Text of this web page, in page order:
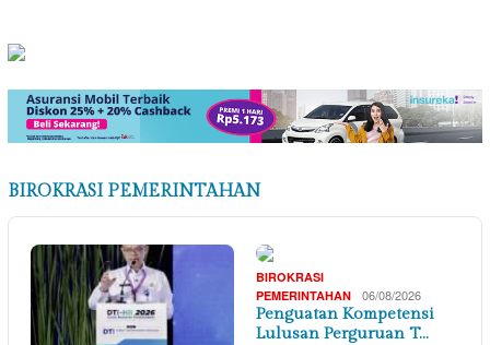
BIROKRASI PEMERINTAHAN
BIROKRASI
PEMERINTAHAN
06/08/2026
Penguatan Kompetensi
Lulusan Perguruan T…